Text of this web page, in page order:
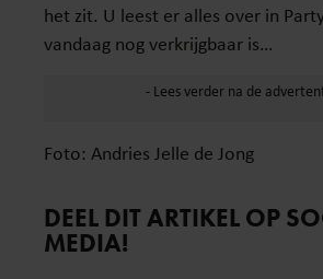
het zit. U leest er alles over in
vandaag nog verkrijgbaar is…
Foto: Andries Jelle de Jong
DEEL DIT ARTIKEL OP
MEDIA!